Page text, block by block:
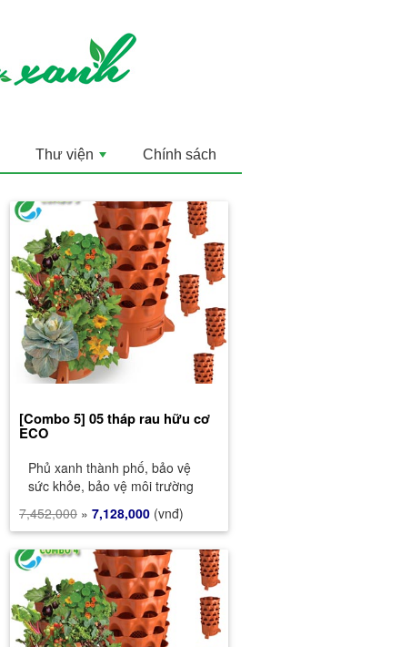
+
Thư viện Chính sách
[Combo 5] 05 tháp rau hữu cơ
ECO
Phủ xanh thành phố, bảo vệ
sức khỏe, bảo vệ môi trường
7,452,000 » 7,128,000 (vnđ)